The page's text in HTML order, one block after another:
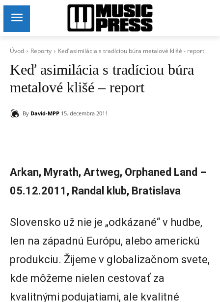
Úvod Reporty Keď asimilácia s tradíciou búra metalové klišé - report
Keď asimilácia s tradíciou búra
metalové klišé – report
By David-MPP 15. decembra 2011
Arkan, Myrath, Artweg, Orphaned Land –
05.12.2011, Randal klub, Bratislava
Slovensko už nie je „odkázané“ v hudbe,
len na západnú Európu, alebo americkú
produkciu. Žijeme v globalizačnom svete,
kde môžeme nielen cestovať za
kvalitnými podujatiami, ale kvalitné